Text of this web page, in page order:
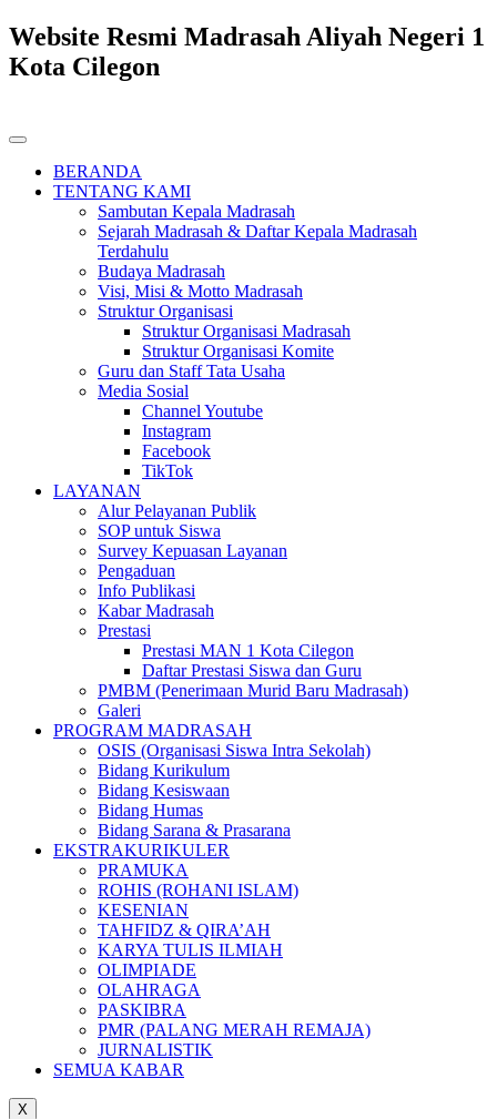
Website Resmi Madrasah Aliyah Negeri 1
Kota Cilegon
BERANDA
TENTANG KAMI
Sambutan Kepala Madrasah
Sejarah Madrasah & Daftar Kepala Madrasah
Terdahulu
Budaya Madrasah
Visi, Misi & Motto Madrasah
Struktur Organisasi
Struktur Organisasi Madrasah
Struktur Organisasi Komite
Guru dan Staff Tata Usaha
Media Sosial
Channel Youtube
Instagram
Facebook
TikTok
LAYANAN
Alur Pelayanan Publik
SOP untuk Siswa
Survey Kepuasan Layanan
Pengaduan
Info Publikasi
Kabar Madrasah
Prestasi
Prestasi MAN 1 Kota Cilegon
Daftar Prestasi Siswa dan Guru
PMBM (Penerimaan Murid Baru Madrasah)
Galeri
PROGRAM MADRASAH
OSIS (Organisasi Siswa Intra Sekolah)​
Bidang Kurikulum
Bidang Kesiswaan
Bidang Humas
Bidang Sarana & Prasarana
EKSTRAKURIKULER
PRAMUKA
ROHIS (ROHANI ISLAM)
KESENIAN
TAHFIDZ & QIRA’AH
KARYA TULIS ILMIAH
OLIMPIADE
OLAHRAGA
PASKIBRA
PMR (PALANG MERAH REMAJA)
JURNALISTIK
SEMUA KABAR
X